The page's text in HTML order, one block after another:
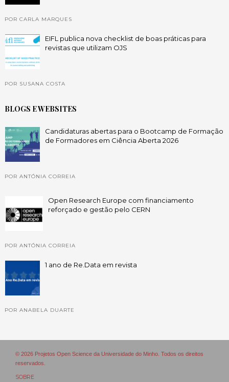
POR CARLA MARQUES
EIFL publica nova checklist de boas práticas para
revistas que utilizam OJS
POR SUSANA COSTA
BLOGS E WEBSITES
Candidaturas abertas para o Bootcamp de Formação
de Formadores em Ciência Aberta 2026
POR ANTÓNIA CORREIA
Open Research Europe com financiamento
reforçado e gestão pelo CERN
POR ANTÓNIA CORREIA
1 ano de Re.Data em revista
POR ANABELA DUARTE
© 2026 Projetos Open Science da Universidade do Minho. Todos os direitos
reservados.
SOBRE